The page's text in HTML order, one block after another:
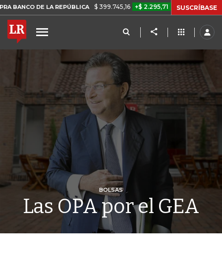
DE LA REPÚBLICA $ 399.745,16 +$ 2.295,71 +0,58% TASA DE
SUSCRÍBASE
BOLSAS
Las OPA por el GEA